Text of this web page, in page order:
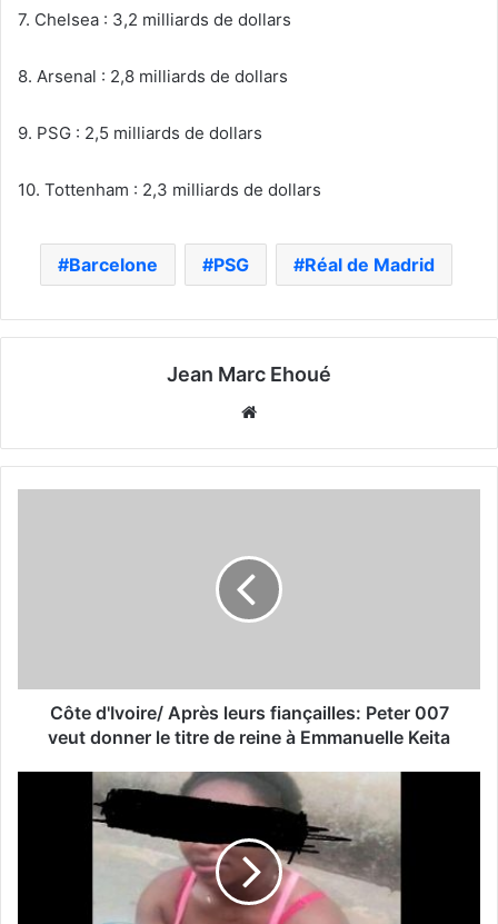
7. Chelsea : 3,2 milliards de dollars
8. Arsenal : 2,8 milliards de dollars
9. PSG : 2,5 milliards de dollars
10. Tottenham : 2,3 milliards de dollars
Barcelone PSG Réal de Madrid
Jean Marc Ehoué
Côte d'Ivoire/ Après leurs fiançailles: Peter 007
veut donner le titre de reine à Emmanuelle Keita